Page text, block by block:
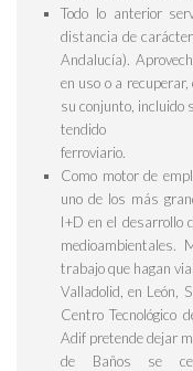
Todo lo anterior
distancia de
Andalucía).
en uso o a
su conjunto, incluido
tendido
ferroviario.
Como motor de
uno de los más
I+D en el desarrollo
medioambientales.
trabajo que hagan
Valladolid, en León,
Centro Tecnológico
Adif pretende dejar
de Baños se